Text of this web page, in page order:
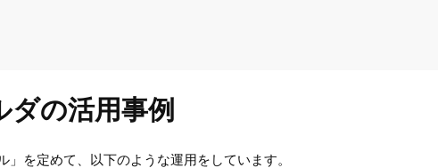
の活用事例
を定めて、以下のような運用をしています。